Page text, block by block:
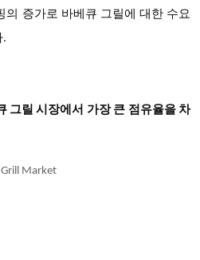
의 증가로 바베큐 그릴에 대한 수요
.
그릴 시장에서 가장 큰 점유율을 차